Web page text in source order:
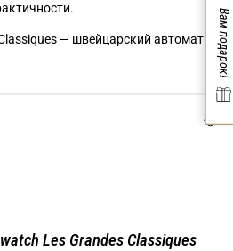
— швейцарский автомат
Les Grandes Classiques
Вам подарок!